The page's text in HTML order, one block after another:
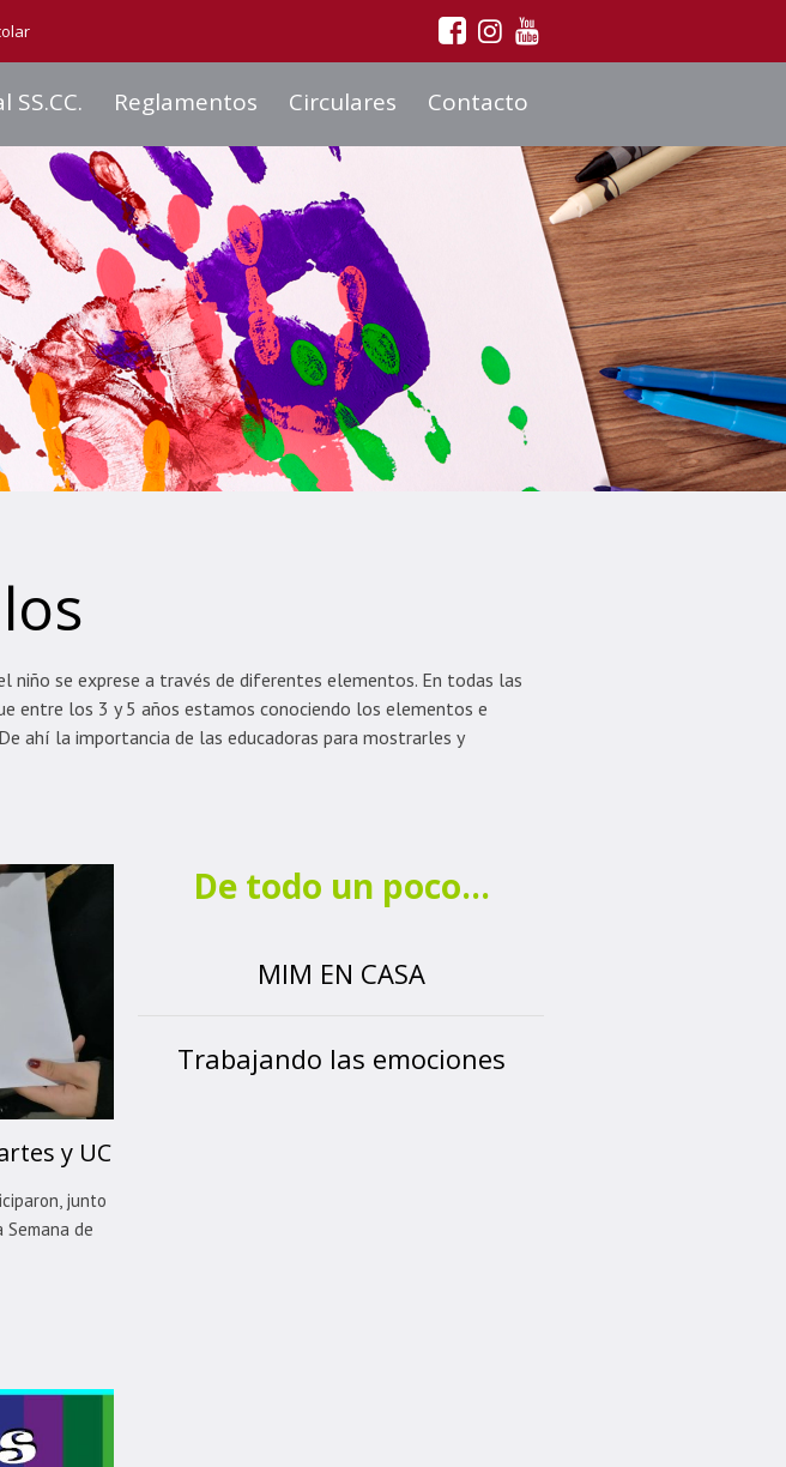
SS.CC. Reglamentos Circulares Contacto
niño se exprese a través de diferentes elementos. En todas las
entre los 3 y 5 años estamos conociendo los elementos e
ahí la importancia de las educadoras para mostrarles y
y UC
junto
de
De todo un poco…
MIM EN CASA
Trabajando las emociones